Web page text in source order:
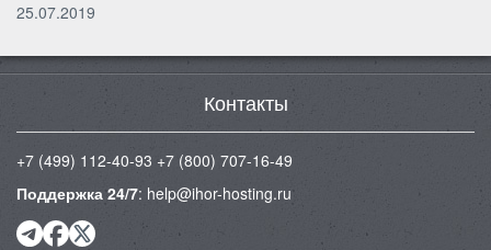
25.07.2019
Контакты
+7 (499) 112-40-93 +7 (800) 707-16-49
Поддержка 24/7: help@ihor-hosting.ru